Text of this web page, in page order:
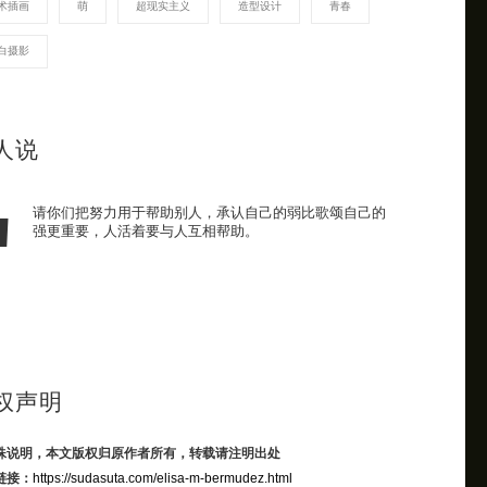
插画 萌 超现实主义 造型设计 青春
摄影
说
请你们把努力用于帮助别人，承认自己的弱比歌颂自己的
强更重要，人活着要与人互相帮助。
声明
说明，本文版权归原作者所有，转载请注明出处
接： https://sudasuta.com/elisa-m-bermudez.html